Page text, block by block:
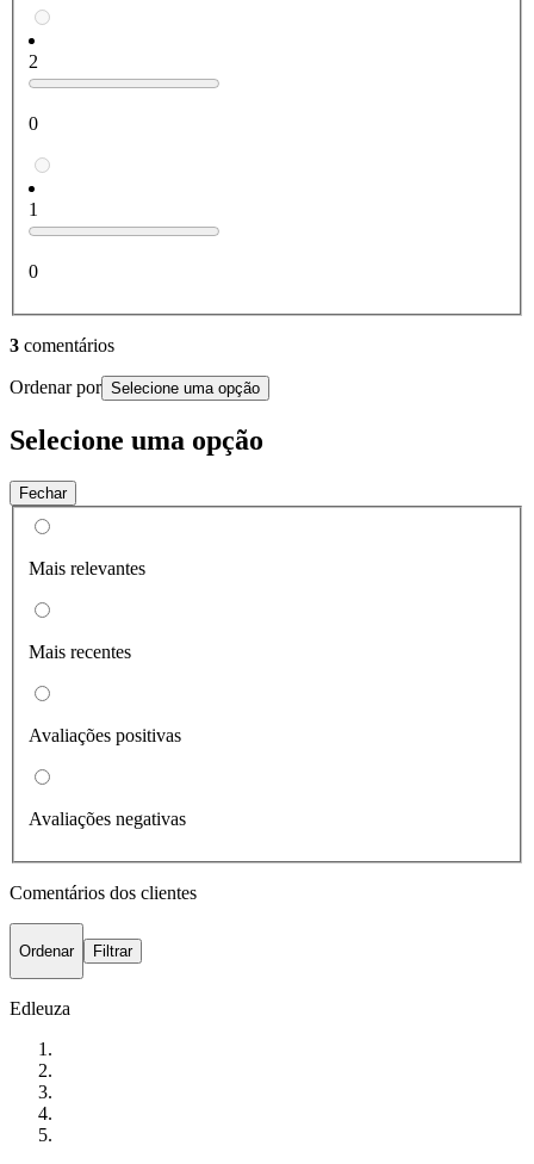
2
0
1
0
3 comentários
Ordenar por Selecione uma opção
Selecione uma opção
Fechar
Mais relevantes
Mais recentes
Avaliações positivas
Avaliações negativas
Comentários dos clientes
Ordenar Filtrar
Edleuza